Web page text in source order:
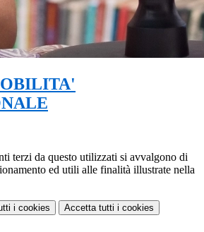
terzi da questo utilizzati si avvalgono di
ed utili alle finalità illustrate nella
i cookies Accetta tutti i cookies